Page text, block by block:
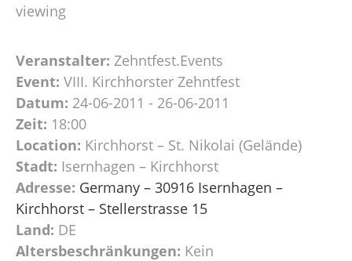
viewing
Veranstalter: Zehntfest.Events
Event: VIII. Kirchhorster Zehntfest
Datum: 24-06-2011 - 26-06-2011
Zeit: 18:00
Location: Kirchhorst – St. Nikolai (Gelände)
Stadt: Isernhagen – Kirchhorst
Adresse: Germany – 30916 Isernhagen –
Kirchhorst – Stellerstrasse 15
Land: DE
Altersbeschränkungen: Kein